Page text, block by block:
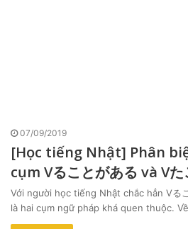
07/09/2019
[Học tiếng Nhật] Phân
cụm Vることがある và Vた
Với người học tiếng Nhật chắc hẳn Vる
là hai cụm ngữ pháp khá quen thuộc.